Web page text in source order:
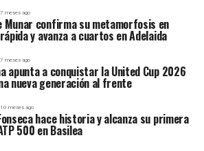
7 meses ago
Munar confirma su metamorfosis en
y avanza a cuartos en Adelaida
7 meses ago
apunta a conquistar la United Cup 2026
nueva generación al frente
10 meses ago
hace historia y alcanza su primera
500 en Basilea